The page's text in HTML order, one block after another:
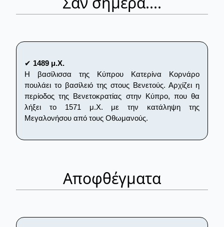
✔ 1489 μ.Χ.
Η βασίλισσα της Κύπρου Κατερίνα Κορνάρο
πουλάει το βασίλειό της στους Βενετούς. Αρχίζει η
περίοδος της Βενετοκρατίας στην Κύπρο, που θα
λήξει το 1571 μ.Χ. με την κατάληψη της
Μεγαλονήσου από τους Οθωμανούς.
Αποφθέγματα